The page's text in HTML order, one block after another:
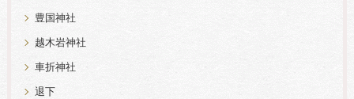
豊国神社
越木岩神社
車折神社
退下